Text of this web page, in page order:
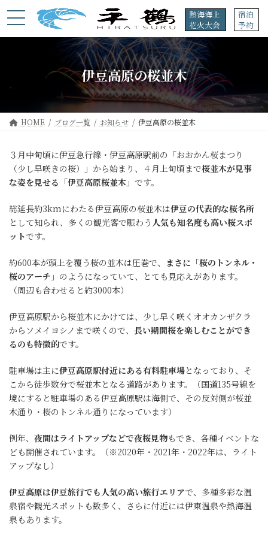
ン
プ
ビ
動
熱海海上
花火大会
宿泊
予約
伊豆高原の桜並木
HOME ブログ一覧 お知らせ 伊豆高原の桜並木
３月中旬頃に伊豆急行線・伊豆高原駅前の「おおかん桜まつり
（少し早咲きの桜）」から始まり、４月上旬頃まで桜並木が見事
な姿を見せる「伊豆高原桜並木」 です。
総延長約3kmにわたる伊豆高原の桜並木は伊豆の代表的な桜名所
として知られ、多くの観光客で賑わう 人気も知名度も高い桜スポ
ットです。
約600本が頭上を覆う桜の並木は圧巻で、 まさに「桜のトンネル・
桜のアーチ」 のようになっていて、とても見応えがあります。
（周辺も合わせると約3000本）
伊豆高原駅から桜並木にかけては、少し早く咲くオオカンザクラ
からソメイヨシノまで咲くので、 長い期間桜を楽しむことができ
るのも特徴的です。
駐車場は主に伊豆高原駅付近にある有料駐車場となっており、そ
こから徒歩数分で桜並木となる道路があります。（国道135号線を
境にすると駐車場のある伊豆高原駅は海側で、その反対側が桜並
木通り・桜のトンネル通りになっています）
例年、 夜間はライトアップなどで夜桜見物もでき、各種イベントな
ども開催されています。（※2020年・2021年・2022年は、ライト
アップなし）
伊豆高原は伊豆旅行でも人気の高い旅行エリアで、多種多彩な温
泉宿や観光スポットも数多く、さらに付近には伊東温泉や熱海温
泉もあります。